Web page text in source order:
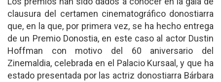
clausura del certamen cinematográfico donostiarra
que, en la que, por primera vez, se ha hecho entrega
de un Premio Donostia, en este caso al actor Dustin
Hoffman con motivo del 60 aniversario del
Zinemaldia, celebrada en el Palacio Kursaal, y que ha
estado presentada por las actriz donostiarra Bárbara